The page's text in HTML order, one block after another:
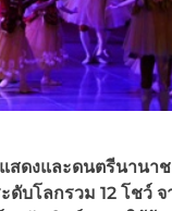
ดงและดนตรีนานาช
บโลกรวม 12 โชว์ จ